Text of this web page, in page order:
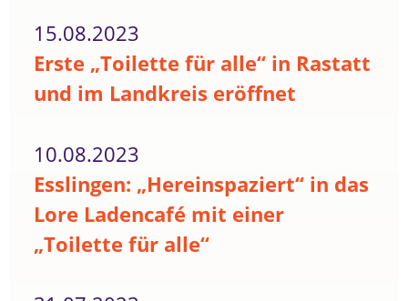
15.08.2023
Erste „Toilette für alle“ in Rastatt
und im Landkreis eröffnet
10.08.2023
Esslingen: „Hereinspaziert“ in das
Lore Ladencafé mit einer
„Toilette für alle“